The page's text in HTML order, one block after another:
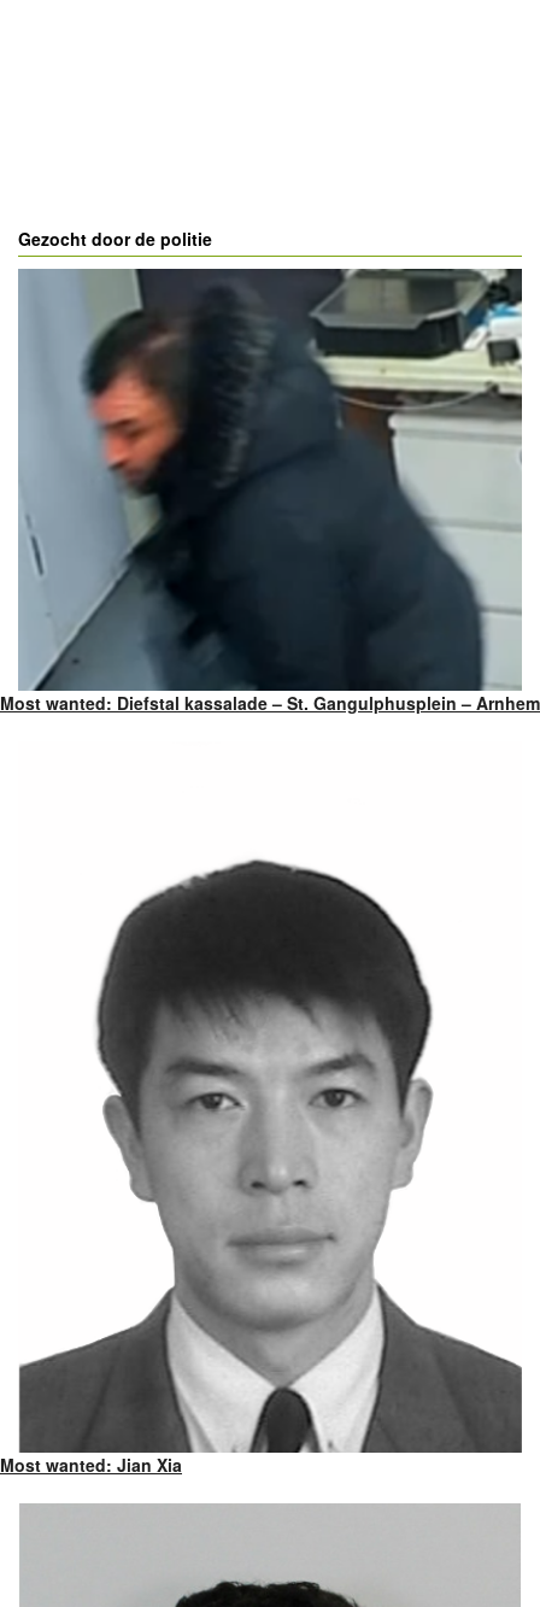
Gezocht door de politie
Most wanted: Diefstal kassalade – St. Gangulphusplein – Arnhem
Most wanted: Jian Xia